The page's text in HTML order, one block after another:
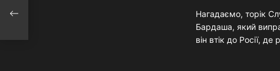
Нагадаємо, торік
Бардаша, який
він втік до Росії,